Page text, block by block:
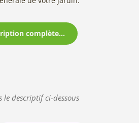
complète...
le descriptif ci-dessous